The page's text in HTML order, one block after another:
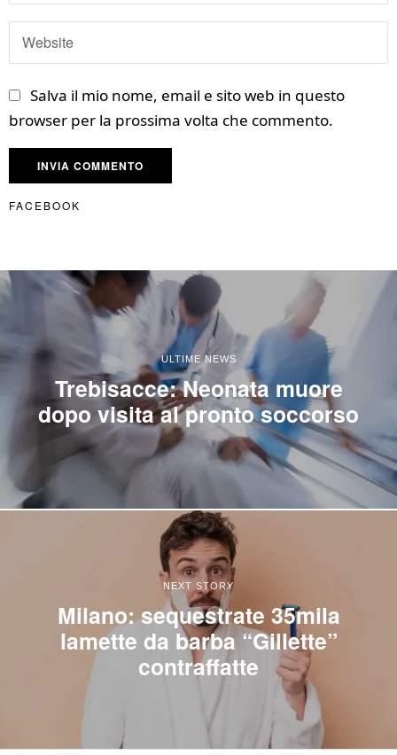
Salva il mio nome, email e sito web in questo
browser per la prossima volta che commento.
FACEBOOK
ULTIME NEWS
Trebisacce: Neonata muore
dopo visita al pronto soccorso
NEXT STORY
Milano: sequestrate 35mila
lamette da barba “Gillette”
contraffatte